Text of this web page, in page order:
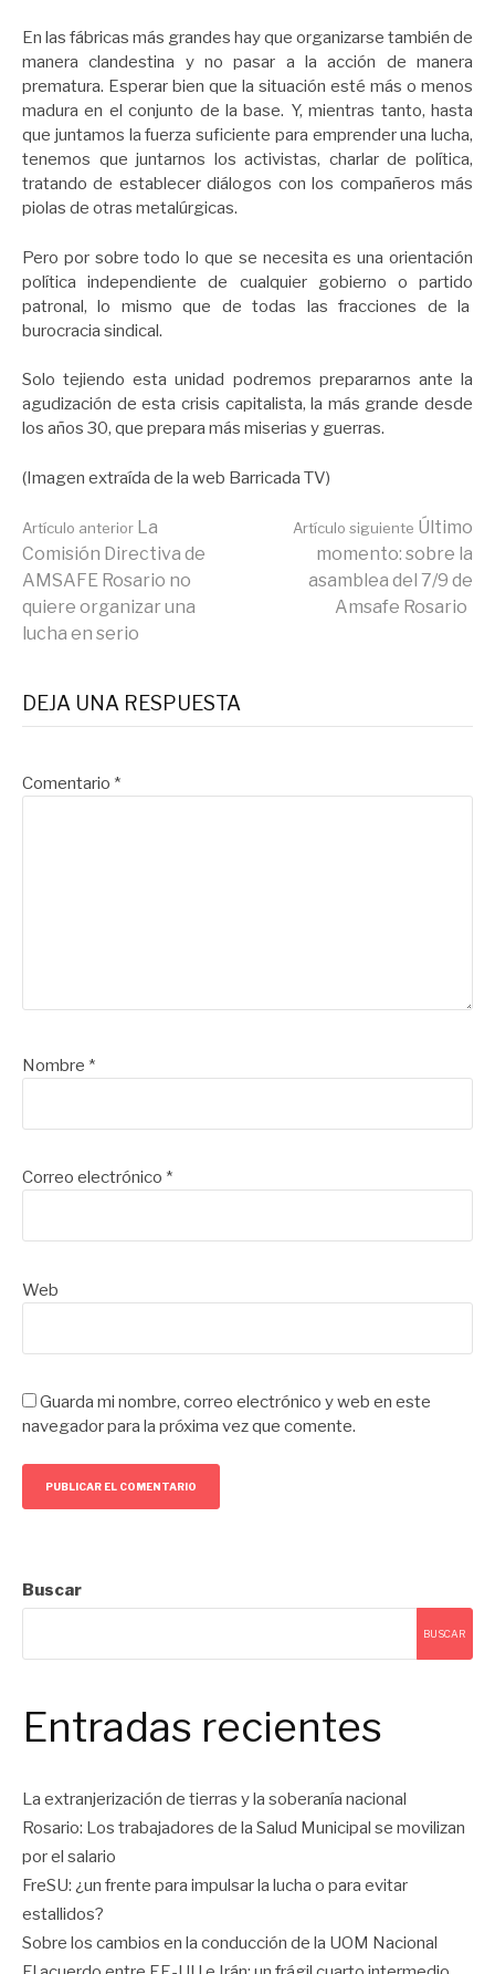
En las fábricas más grandes hay que organizarse también de
manera clandestina y no pasar a la acción de manera
prematura. Esperar bien que la situación esté más o menos
madura en el conjunto de la base. Y, mientras tanto, hasta
que juntamos la fuerza suficiente para emprender una lucha,
tenemos que juntarnos los activistas, charlar de política,
tratando de establecer diálogos con los compañeros más
piolas de otras metalúrgicas.
Pero por sobre todo lo que se necesita es una orientación
política independiente de cualquier gobierno o partido
patronal, lo mismo que de todas las fracciones de la
burocracia sindical.
Solo tejiendo esta unidad podremos prepararnos ante la
agudización de esta crisis capitalista, la más grande desde
los años 30, que prepara más miserias y guerras.
(Imagen extraída de la web Barricada TV)
Seguir
leyendo
Artículo anterior La
Comisión Directiva de
AMSAFE Rosario no
quiere organizar una
lucha en serio
Artículo siguiente Último
momento: sobre la
asamblea del 7/9 de
Amsafe Rosario
DEJA UNA RESPUESTA
Comentario *
Nombre *
Correo electrónico *
Web
Guarda mi nombre, correo electrónico y web en este
navegador para la próxima vez que comente.
Buscar
BUSCAR
Entradas recientes
La extranjerización de tierras y la soberanía nacional
Rosario: Los trabajadores de la Salud Municipal se movilizan
por el salario
FreSU: ¿un frente para impulsar la lucha o para evitar
estallidos?
Sobre los cambios en la conducción de la UOM Nacional